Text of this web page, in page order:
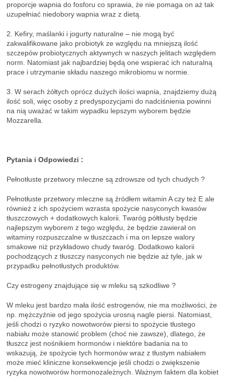
proporcje wapnia do fosforu co sprawia, że nie pomaga on aż tak
uzupełniać niedobory wapnia wraz z dietą.
2. Kefiry, maślanki i jogurty naturalne – nie mogą być
zakwalifikowane jako probiotyk ze względu na mniejszą ilość
szczepów probiotycznych aktywnych w naszych jelitach względem
norm. Natomiast jak najbardziej będą one wspierać ich naturalną
prace i utrzymanie składu naszego mikrobiomu w normie.
3. W serach żółtych oprócz dużych ilości wapnia, znajdziemy dużą
ilość soli, więc osoby z predyspozycjami do nadciśnienia powinni
na nią uważać w takim wypadku lepszym wyborem będzie
Mozzarella.
Pytania i Odpowiedzi :
Pełnotłuste przetwory mleczne są zdrowsze od tych chudych ?
Pełnotłuste przetwory mleczne są źródłem witamin A czy też E ale
również z ich spożyciem wzrasta spożycie nasyconych kwasów
tłuszczowych + dodatkowych kalorii. Twaróg półtłusty będzie
najlepszym wyborem z tego względu, że będzie zawierał on
witaminy rozpuszczalne w tłuszczach i ma on lepsze walory
smakowe niż przykładowo chudy twaróg. Dodatkowo kalorii
pochodzących z tłuszczy nasyconych nie będzie aż tyle, jak w
przypadku pełnotłustych produktów.
Czy estrogeny znajdujące się w mleku są szkodliwe ?
W mleku jest bardzo mała ilość estrogenów, nie ma możliwości, że
np. mężczyźnie od jego spożycia urosną nagle piersi. Natomiast,
jeśli chodzi o ryzyko nowotworów piersi to spożycie tłustego
nabiału może stanowić problem (choć nie zawsze), dlatego, że
tłuszcz jest nośnikiem hormonów i niektóre badania na to
wskazują, że spożycie tych hormonów wraz z tłustym nabiałem
może mieć kliniczne konsekwencje jeśli chodzi o zwiększenie
ryzyka nowotworów hormonozależnych. Ważnym faktem dla kobiet